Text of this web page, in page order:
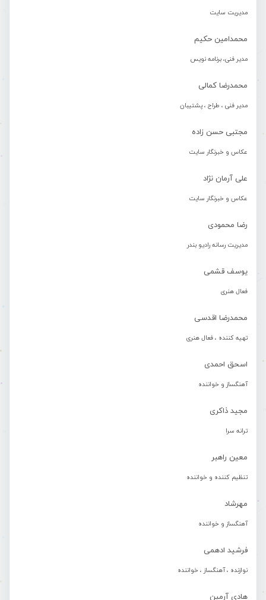
مدیریت سایت
محمدامین حکیم
مدیر فنی، برنامه نویس
محمدرضا کمالی
مدیر فنی ، طراح ، پشتیبان
مجتبی حسن زاده
عکاس و خبرنگار سایت
علی آرمان نژاد
عکاس و خبرنگار سایت
رضا محمودی
مدیریت رسانه رادیو بندر
یوسف قشمی
فعال هنری
محمدرضا اقدسی
تهیه کننده ، فعال هنری
اسحق احمدی
آهنگساز و خواننده
مجید ذاکری
ترانه سرا
معین راهبر
تنظیم کننده و خواننده
مهرشاد
آهنگساز و خواننده
فرشید ادهمی
نوازنده ، آهنگساز ، خواننده
هادی آرمین